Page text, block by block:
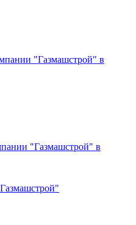
"Газмашстрой" в
"Газмашстрой" в